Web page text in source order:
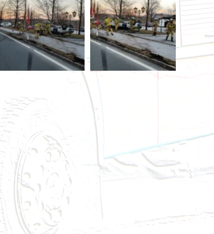
Brandeinsatz - BMA - 23.12.2024
Technischer Einsatz - VU eingekl. Person -
Technischer Einsatz - Fahrzeugbergung -
Technischer Einsatz - Aufräumen nach VU -
Technischer Einsatz - Aufräumen nach VU -
Brandeinsatz - Löschanlage ausgelöst - 27.10.2024
Brandeinsatz - BMA - 27.10.2024
Brandeinsatz - BMA - 14.10.2024
Technischer Einsatz - Ölspur - 09.10.2024
Technischer Einsatz - VU eingekl. Person -
Brandeinsatz - BMA - 25.09.2024
Technischer Einsatz - Wasserschaden - 22.09.2024
Brandeinsatz - BMA - 22.09.2024
Brandeinsatz - BMA - 22.09.2024